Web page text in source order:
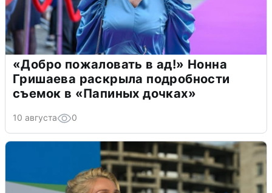
«Добро пожаловать в ад!» Нонна
Гришаева раскрыла подробности
съемок в «Папиных дочках»
10 августа 0